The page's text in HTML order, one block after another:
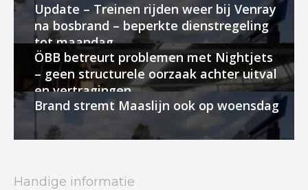
Update – Treinen rijden weer bij Venray
na bosbrand – beperkte dienstregeling
tot maandag
ÖBB betreurt problemen met Nightjets
– geen structurele oorzaak achter uitval
en vertragingen
Brand stremt Maaslijn ook op woensdag
Handige informatie